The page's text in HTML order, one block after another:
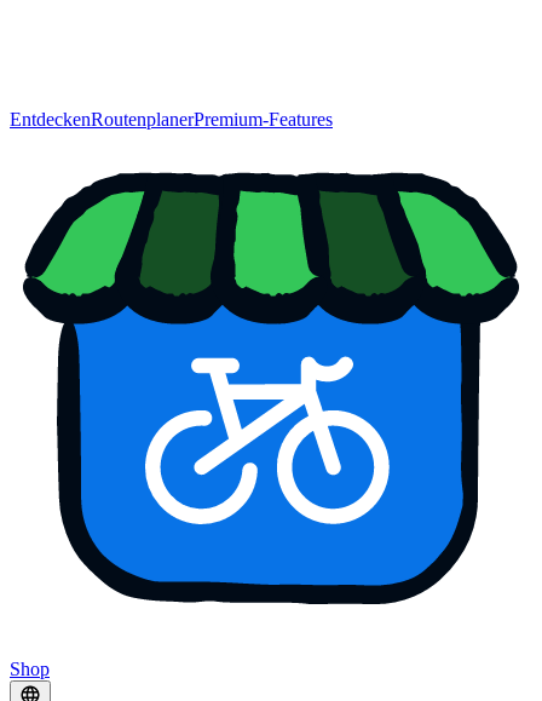
EntdeckenRoutenplanerPremium-Features
Shop